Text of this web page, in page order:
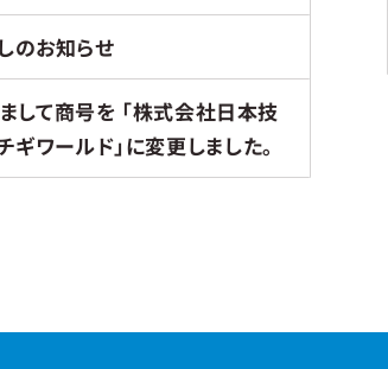
のお知らせ
して商号を 「株式会社日本技
ワールド」に変更しました。